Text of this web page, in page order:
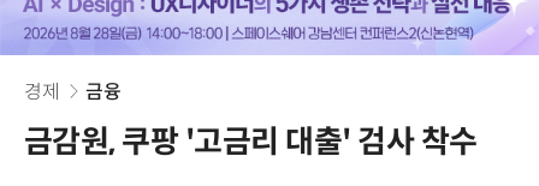
경제 금융
금감원, 쿠팡 '고금리 대출' 검사 착수